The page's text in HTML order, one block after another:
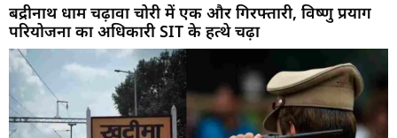
बद्रीनाथ धाम चढ़ावा चोरी में एक और गिरफ्तारी, विष्णु प्रयाग
परियोजना का अधिकारी SIT के हत्थे चढ़ा